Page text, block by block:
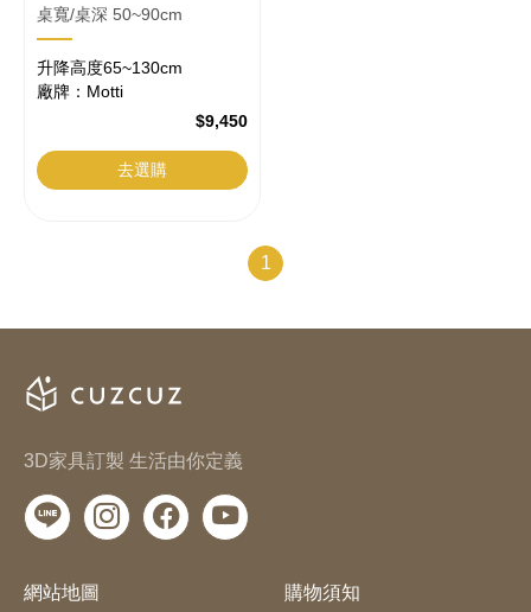
桌寬/桌深 50~90cm
升降高度65~130cm
廠牌：Motti
$9,450
去選購
1
3D家具訂製 生活由你定義
網站地圖
購物須知